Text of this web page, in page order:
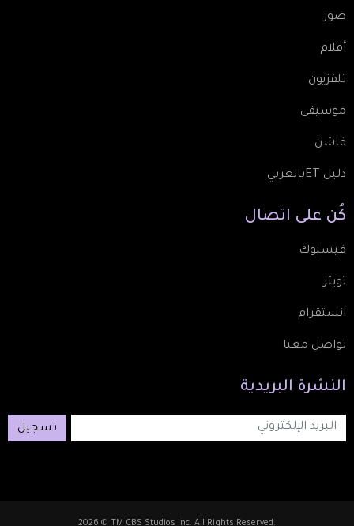
صور
أفلام
تلفزيون
موسيقى
فاشن
دليل ETبالعربي
كُن على اتصال
فيسبوك
تويتر
انستقرام
تواصل معنا
النشرة البريدية
تسجيل
2026 © TM CBS Studios Inc. All Rights Reserved.